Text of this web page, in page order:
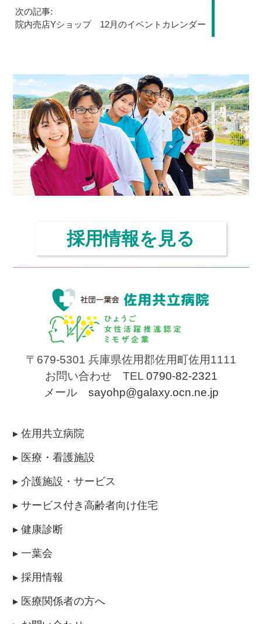
ビ
ー
シ
ョ
ン
次の記事:
院内売店Yショップ 12月のイベントカレンダー
採用情報を見る
〒679-5301 兵庫県佐用郡佐用町佐用1111
お問い合わせ TEL 0790-82-2321
メール sayohp@galaxy.ocn.ne.jp
▸ 佐用共立病院
▸ 医療・看護施設
▸ 介護施設・サービス
▸ サービス付き高齢者向け住宅
▸ 健康診断
▸ 一葉会
▸ 採用情報
▸ 医療関係者の方へ